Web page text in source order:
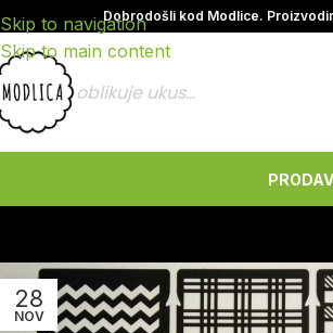
Skip to navigation
Skip to main content
Dobrodošli kod Modlice.
oblikuje ukus...
28
NOV